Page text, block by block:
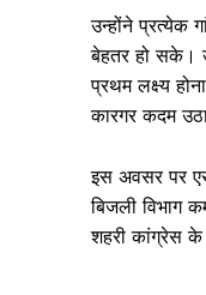
उन्होंने प्रत्येक
बेहतर हो सके।
प्रथम लक्ष्य
कारगर कदम
इस अवसर पर
बिजली विभाग
शहरी कांग्रेस के